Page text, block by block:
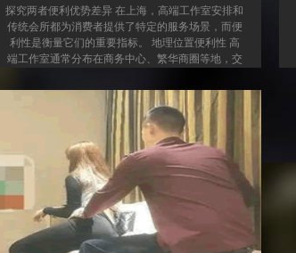
探究两者便利优势差异 在上海，高端工作室安排和
传统会所都为消费者提供了特定的服务场景，而便
利性是衡量它们的重要指标。 地理位置便利性 高
端工作室通常分布在商务中心、繁华商圈等地，交
公共交通或自驾到达。而传统会所多选址在相对幽
静的区域，可能距离市中心较远，交通出行不太方
便，需要花费更多时间在路上。 预约与时间安排便
利性 高端工作室一般支持线上预约，消费者可以根
据自己的时间灵活安排，且响应速度快。工作人员
会及时确认预约信息。传统会所预约方式相对传
统，可能...